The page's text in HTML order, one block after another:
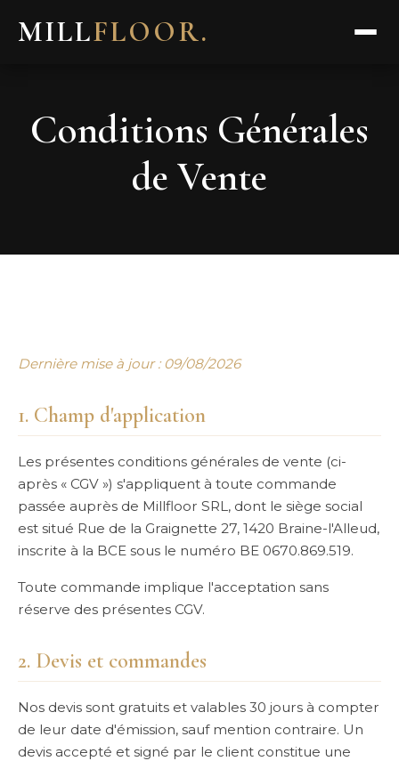
MILLFLOOR.
Conditions Générales
de Vente
Dernière mise à jour : 09/08/2026
1. Champ d'application
Les présentes conditions générales de vente (ci-
après « CGV ») s'appliquent à toute commande
passée auprès de Millfloor SRL, dont le siège social
est situé Rue de la Graignette 27, 1420 Braine-l'Alleud,
inscrite à la BCE sous le numéro BE 0670.869.519.
Toute commande implique l'acceptation sans
réserve des présentes CGV.
2. Devis et commandes
Nos devis sont gratuits et valables 30 jours à compter
de leur date d'émission, sauf mention contraire. Un
devis accepté et signé par le client constitue une